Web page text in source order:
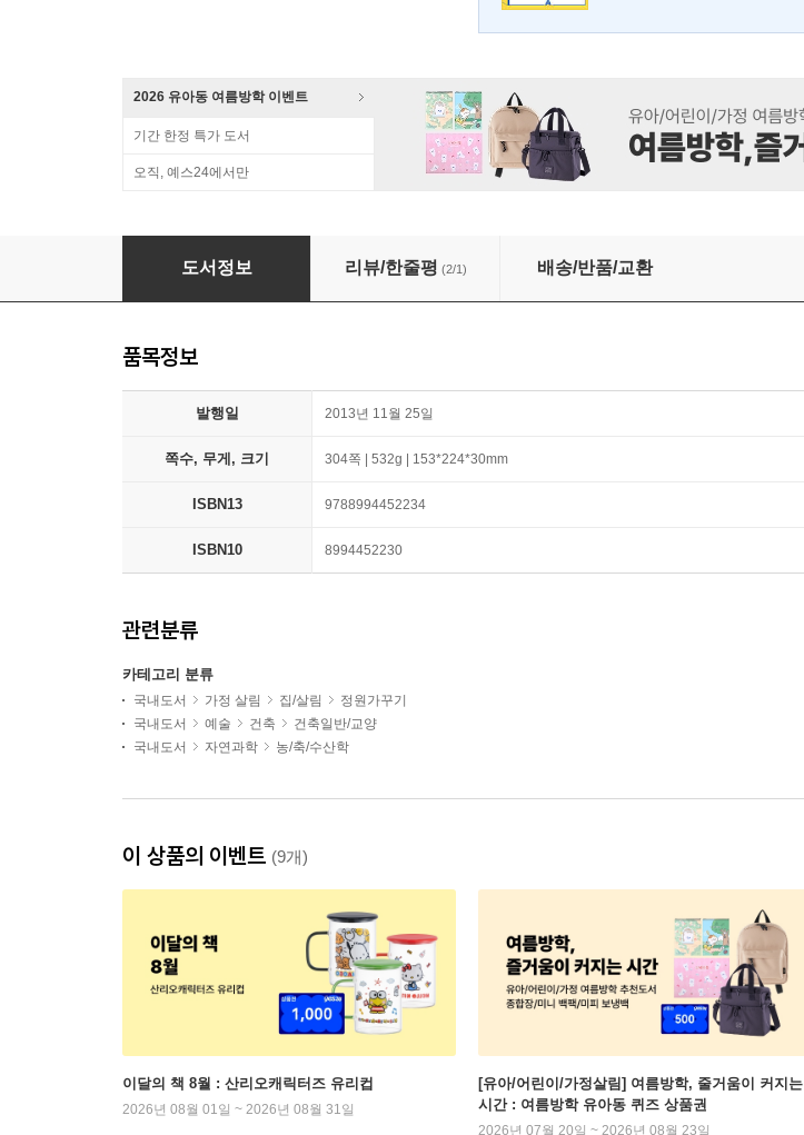
2026 유아동 여름방학 이벤트
기간 한정 특가 도서
오직, 예스24에서만
일곱 계절의 정원으로 남은 사람
도서정보 리뷰/한줄평 (2/1) 배송/반품/교환
품목정보
발행일 2013년 11월 25일
쪽수, 무게, 크기 304쪽 | 532g | 153*224*30mm
ISBN13 9788994452234
ISBN10 8994452230
관련분류
카테고리 분류
국내도서 가정 살림 집/살림
정원가꾸기
국내도서
예술 건축
건축일반/교양
국내도서
자연과학 농/축/수산학
이 상품의 이벤트 (9개)
이달의 책 8월 : 산리오캐릭터즈 유리컵
2026년 08월 01일 ~ 2026년 08월 31일
[유아/어린이/가정살림] 여름방학, 줄거움이 커지는
시간 : 여름방학 유아동 퀴즈 상품권
2026년 07월 20일 ~ 2026년 08월 23일